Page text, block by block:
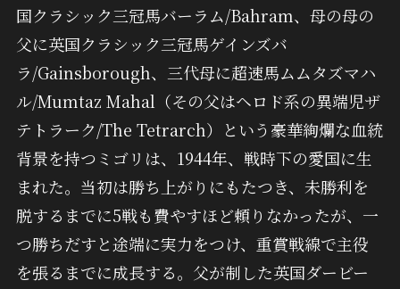
国クラシック三冠馬バーラム/Bahram、母の母の
父に英国クラシック三冠馬ゲインズバ
ラ/Gainsborough、三代母に超速馬ムムタズマハ
ル/Mumtaz Mahal（その父はヘロド系の異端児ザ
テトラーク/The Tetrarch）という豪華絢爛な血統
背景を持つミゴリは、1944年、戦時下の愛国に生
まれた。当初は勝ち上がりにもたつき、未勝利を
脱するまでに5戦も費やすほど頼りなかったが、一
つ勝ちだすと途端に実力をつけ、重賞戦線で主役
を張るまでに成長する。父が制した英国ダービー